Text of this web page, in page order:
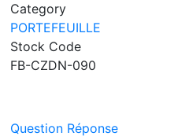
Category
PORTEFEUILLE
Stock Code
FB-CZDN-090
Question Réponse